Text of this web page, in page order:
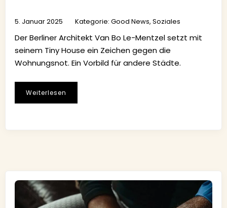
5. Januar 2025 Kategorie: Good News, Soziales
Der Berliner Architekt Van Bo Le-Mentzel setzt mit
seinem Tiny House ein Zeichen gegen die
Wohnungsnot. Ein Vorbild für andere Städte.
Weiterlesen